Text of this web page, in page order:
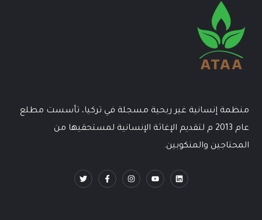
منظمة إنسانية غير ربحية مسجلة في تركيا، تأسست مطلع
عام 2013 م لتقديم الإغاثة الإنسانية لمستحقيها من
المحتاجين والمنكوبين.